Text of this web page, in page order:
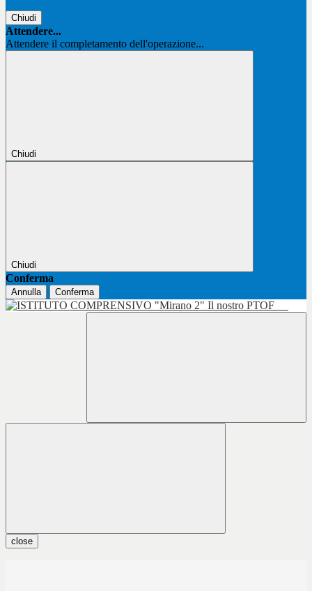
Chiudi
Attendere...
Attendere il completamento dell'operazione...
Chiudi
Chiudi
Conferma
Annulla Conferma
Il nostro PTOF
close